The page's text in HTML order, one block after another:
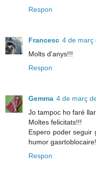
Respon
Francesc 4 de març
Molts d'anys!!!
Respon
Gemma 4 de març
Jo tampoc ho faré
Moltes felicitats!!!
Espero poder seguir
humor
Respon